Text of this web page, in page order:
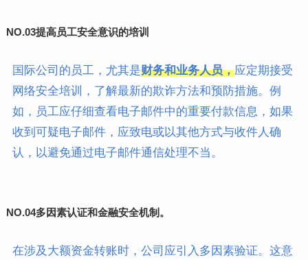
NO.03提高员工安全意识的培训
国际公司的员工，尤其是财务和业务人员，应定期接受
网络安全培训，了解最新的欺诈方法和预防措施。例
如，员工应仔细查看电子邮件中的重要付款信息，如果
收到可疑电子邮件，应致电或以其他方式与收件人确
认，以避免通过电子邮件通信处理不当。
NO.04多因素认证和金融安全机制。
在涉及大额资金转账时，公司应引入多因素验证。这意